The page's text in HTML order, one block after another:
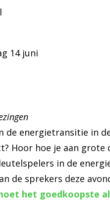
14 juni
de energietransitie in
Hoor hoe je aan
in de
de sprekers deze
het goedkoopste